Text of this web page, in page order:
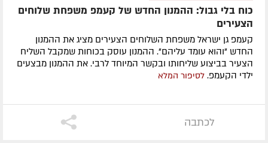
כוח בלי גבול: ההמנון החדש של קעמפ משפחת שלוחים
הצעירים
קעמפ גן ישראל משפחת השלוחים הצעירים מציג את ההמנון
החדש "והוא עומד עליהם". ההמנון עוסק בכוחות שמקבל השליח
הצעיר בביצוע שליחותו ובקשר המיוחד לרבי. את ההמנון מבצעים
ילדי הקעמפ. לסיפור המלא
לכתבה